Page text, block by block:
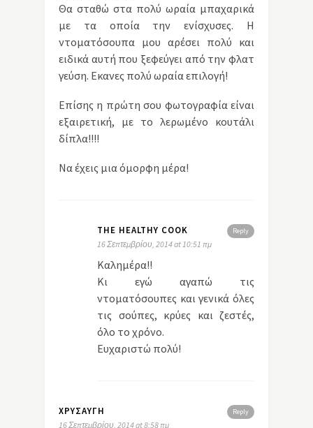
Θα σταθώ στα πολύ ωραία μπαχαρικά
με τα οποία την ενίσχυσες. Η
ντοματόσουπα μου αρέσει πολύ και
ειδικά αυτή που ξεφεύγει από την φλατ
γεύση. Εκανες πολύ ωραία επιλογή!
Επίσης η πρώτη σου φωτογραφία είναι
εξαιρετική, με το λερωμένο κουτάλι
δίπλα!!!!
Να έχεις μια όμορφη μέρα!
Reply
THE HEALTHY COOK
16 Σεπτεμβρίου, 2014 at 10:51 πμ
Καλημέρα!!
Κι εγώ αγαπώ τις
ντοματόσουπες και γενικά όλες
τις σούπες, κρύες και ζεστές,
όλο το χρόνο.
Ευχαριστώ πολύ!
Reply
ΧΡΥΣΑΥΓΉ
16 Σεπτεμβρίου, 2014 at 8:58 πμ